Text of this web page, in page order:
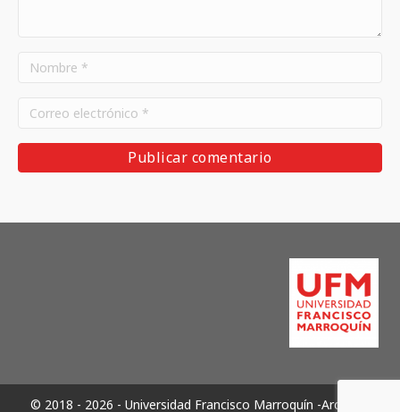
© 2018 - 2026 - Universidad Francisco Marroquín -Archivos